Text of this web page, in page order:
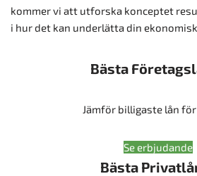
kommer vi att utforska konceptet
i hur det kan underlätta din
Bästa
Jämför billigaste lån
Se erbjudande
Bästa